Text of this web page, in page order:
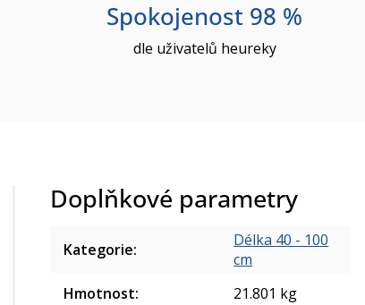
Spokojenost 98 %
dle uživatelů heureky
Doplňkové parametry
Kategorie:
Délka 40 - 100
cm
Hmotnost: 21.801 kg